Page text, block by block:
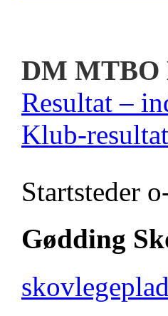
DM MTBO
Resultat –
Klub-resultat
Startsteder
Gødding